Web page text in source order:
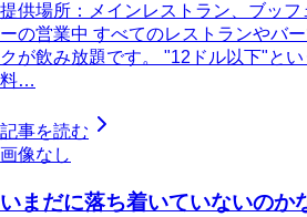
提供場所：メインレストラン、ブッ
ーの営業中 すべてのレストランやバ
クが飲み放題です。 "12ドル以下"と
料…
記事を読む
画像なし
いまだに落ち着いていないの